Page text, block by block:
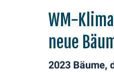
WM-
neue
2023 Bäume,